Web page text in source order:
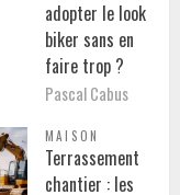
adopter le look
biker sans en
faire trop ?
Pascal Cabus
MAISON
Terrassement
chantier : les